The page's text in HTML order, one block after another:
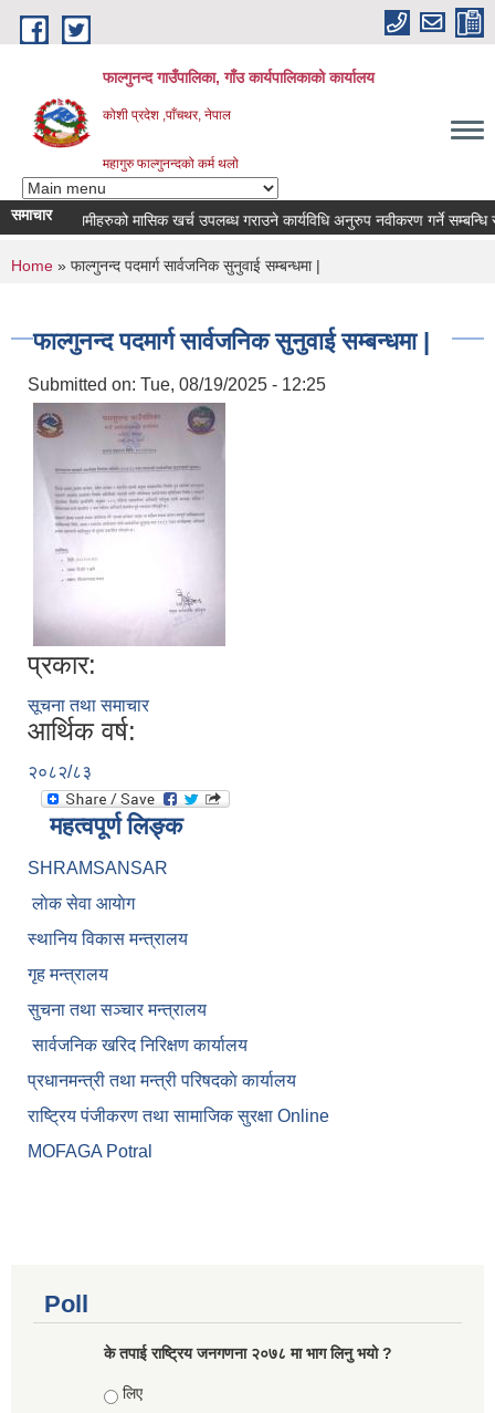
Skip to main content
फाल्गुनन्द गाउँपालिका, गाँउ कार्यपालिकाको कार्यालय
कोशी प्रदेश ,पाँचथर, नेपाल
महागुरु फाल्गुनन्दको कर्म थलो
समाचार
रोगका विरामीहरुको मासिक खर्च उपलब्ध गराउने कार्यविधि अनुरुप नवीकरण गर्ने सम्बन्धि
You are here
Home » फाल्गुनन्द पदमार्ग सार्वजनिक सुनुवाई सम्बन्धमा |
फाल्गुनन्द पदमार्ग सार्वजनिक सुनुवाई सम्बन्धमा |
Submitted on: Tue, 08/19/2025 - 12:25
प्रकार:
सूचना तथा समाचार
आर्थिक वर्ष:
२०८२/८३
महत्वपूर्ण लिङ्क
SHRAMSANSAR
लाेक सेवा आयाेग
स्थानिय विकास मन्त्रालय
गृह मन्त्रालय
सुचना तथा सञ्चार मन्त्रालय
सार्वजनिक खरिद निरिक्षण कार्यालय
प्रधानमन्त्री तथा मन्त्री परिषदकाे कार्यालय
राष्ट्रिय पंजीकरण तथा सामाजिक सुरक्षा Online
MOFAGA Potral
Poll
के तपाई राष्ट्रिय जनगणना २०७८ मा भाग लिनु भयो ?
Choices
लिए